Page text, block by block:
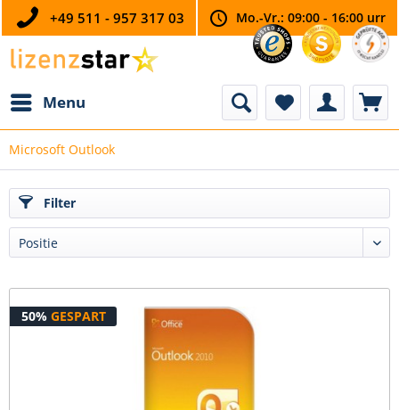
+49 511 - 957 317 03 Mo.-Vr.: 09:00 - 16:00 urr
Menu
Microsoft Outlook
Filter
50% GESPART